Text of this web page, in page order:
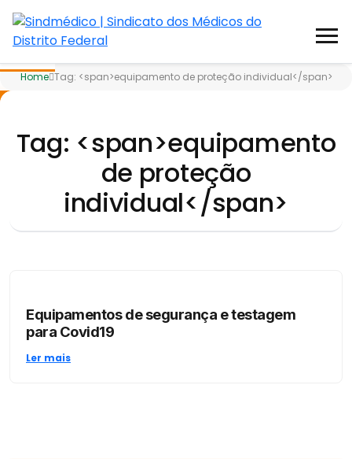
Home Tag: <span>equipamento de proteção individual</span>
Tag: <span>equipamento
de proteção
individual</span>
Equipamentos de segurança e testagem
para Covid19
Ler mais